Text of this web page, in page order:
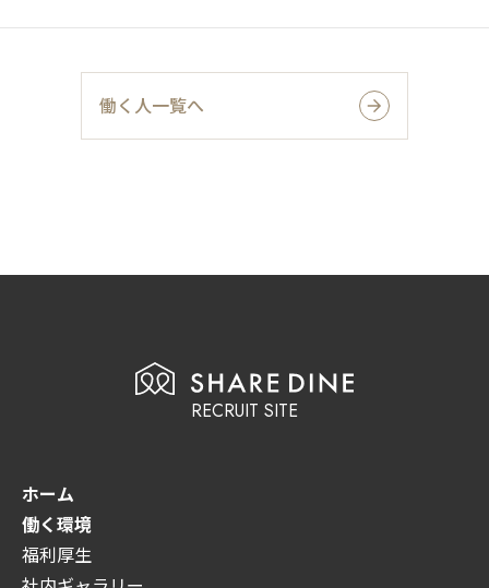
働く人一覧へ
RECRUIT SITE
ホーム
働く環境
福利厚生